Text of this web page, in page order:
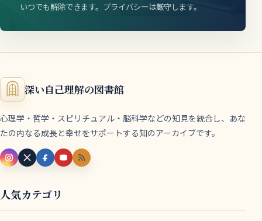
いつでも解除できます。プライバシーは厳守します。
深い自己理解の図書館
心理学・哲学・スピリチュアル・脳科学などの知見を統合し、あな
たの内なる成長と幸せをサポートする知のアーカイブです。
人気カテゴリ